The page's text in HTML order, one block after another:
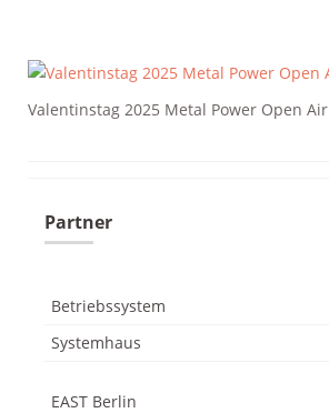
Valentinstag 2025 Metal Power Open Air
Partner
Betriebssystem
Systemhaus
EAST Berlin